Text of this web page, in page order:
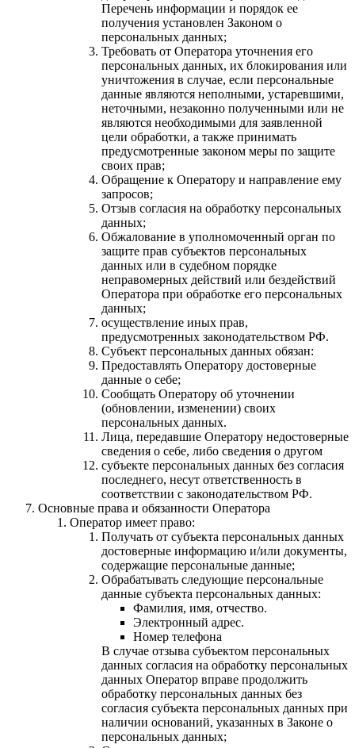
Перечень информации и порядок ее
получения установлен Законом о
персональных данных;
Требовать от Оператора уточнения его
персональных данных, их блокирования или
уничтожения в случае, если персональные
данные являются неполными, устаревшими,
неточными, незаконно полученными или не
являются необходимыми для заявленной
цели обработки, а также принимать
предусмотренные законом меры по защите
своих прав;
Обращение к Оператору и направление ему
запросов;
Отзыв согласия на обработку персональных
данных;
Обжалование в уполномоченный орган по
защите прав субъектов персональных
данных или в судебном порядке
неправомерных действий или бездействий
Оператора при обработке его персональных
данных;
осуществление иных прав,
предусмотренных законодательством РФ.
Субъект персональных данных обязан:
Предоставлять Оператору достоверные
данные о себе;
Сообщать Оператору об уточнении
(обновлении, изменении) своих
персональных данных.
Лица, передавшие Оператору недостоверные
сведения о себе, либо сведения о другом
субъекте персональных данных без согласия
последнего, несут ответственность в
соответствии с законодательством РФ.
Основные права и обязанности Оператора
Оператор имеет право:
Получать от субъекта персональных данных
достоверные информацию и/или документы,
содержащие персональные данные;
Обрабатывать следующие персональные
данные субъекта персональных данных:
Фамилия, имя, отчество.
Электронный адрес.
Номер телефона
В случае отзыва субъектом персональных
данных согласия на обработку персональных
данных Оператор вправе продолжить
обработку персональных данных без
согласия субъекта персональных данных при
наличии оснований, указанных в Законе о
персональных данных;